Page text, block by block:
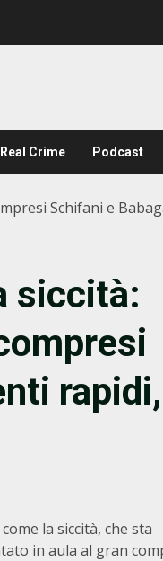
Crime Podcast
Schifani e
siccità:
rapidi,
la siccità, che sta
in aula al gran